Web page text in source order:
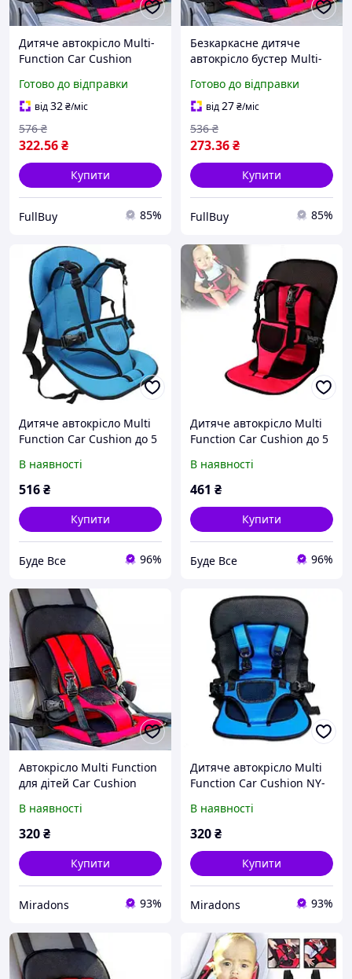
Дитяче автокрісло Multi-
Function Car Cushion
до 4 років безпечне і
комфортне
Готово до відправки
від32₴/міс
322.56₴
576 ₴
Купити
FullBuy 85%
Безкаркасне дитяче
автокрісло бустер Multi-
дітей 9 місяців - 4 роки
безпечне та компактне
Готово до відправки
від27₴/міс
273.36₴
536 ₴
Купити
FullBuy 85%
Дитяче автокрісло Multi
Function Car Cushion до 5
Буде Все
В наявності
516₴
Купити
Буде Все 96%
Дитяче автокрісло Multi
Function Car Cushion до 5
Буде Все
В наявності
461 ₴
Купити
Буде Все 96%
Автокрісло Multi Function
для дітей Car Cushion
В наявності
320₴
Купити
Miradons 93%
Дитяче автокрісло Multi
Function Car Cushion NY-
В наявності
320₴
Купити
Miradons 93%